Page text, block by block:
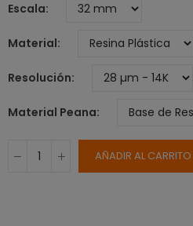
Escala
Material
Resolución
Material Peana
AÑADIR AL CARRITO